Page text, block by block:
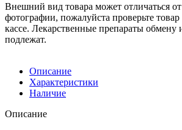
Внешний вид товара может отличаться
фотографии, пожалуйста проверьте
кассе. Лекарственные препараты обмену
подлежат.
Описание
Характеристики
Наличие
Описание